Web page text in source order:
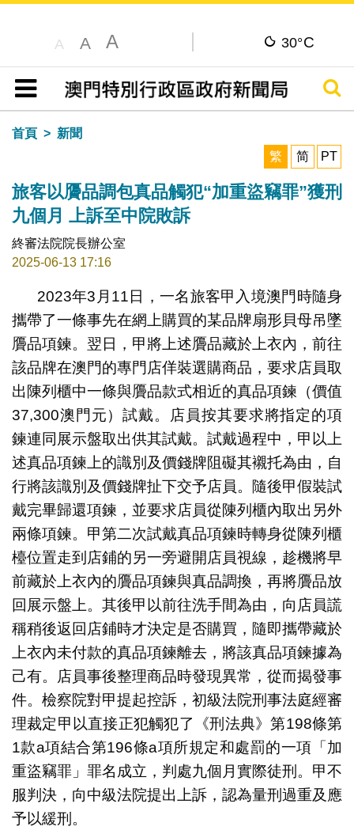
A A A 30°C
目錄
搜尋
首頁
新聞
繁
简 PT
旅客以贗品調包真品觸犯“加重盜竊罪”獲刑
九個月 上訴至中院敗訴
終審法院院長辦公室
2025-06-13 17:16
2023年3月11日，一名旅客甲入境澳門時隨身
攜帶了一條事先在網上購買的某品牌扇形貝母吊墜
贗品項鍊。翌日，甲將上述贗品藏於上衣內，前往
該品牌在澳門的專門店佯裝選購商品，要求店員取
出陳列櫃中一條與贗品款式相近的真品項鍊（價值
37,300澳門元）試戴。店員按其要求將指定的項
鍊連同展示盤取出供其試戴。試戴過程中，甲以上
述真品項鍊上的識別及價錢牌阻礙其襯托為由，自
行將該識別及價錢牌扯下交予店員。隨後甲假裝試
戴完畢歸還項鍊，並要求店員從陳列櫃內取出另外
兩條項鍊。甲第二次試戴真品項鍊時轉身從陳列櫃
檯位置走到店鋪的另一旁避開店員視線，趁機將早
前藏於上衣內的贗品項鍊與真品調換，再將贗品放
回展示盤上。其後甲以前往洗手間為由，向店員謊
稱稍後返回店鋪時才決定是否購買，隨即攜帶藏於
上衣內未付款的真品項鍊離去，將該真品項鍊據為
己有。店員事後整理商品時發現異常，從而揭發事
件。檢察院對甲提起控訴，初級法院刑事法庭經審
理裁定甲以直接正犯觸犯了《刑法典》第198條第
1款a項結合第196條a項所規定和處罰的一項「加
重盜竊罪」罪名成立，判處九個月實際徒刑。甲不
服判決，向中級法院提出上訴，認為量刑過重及應
予以緩刑。